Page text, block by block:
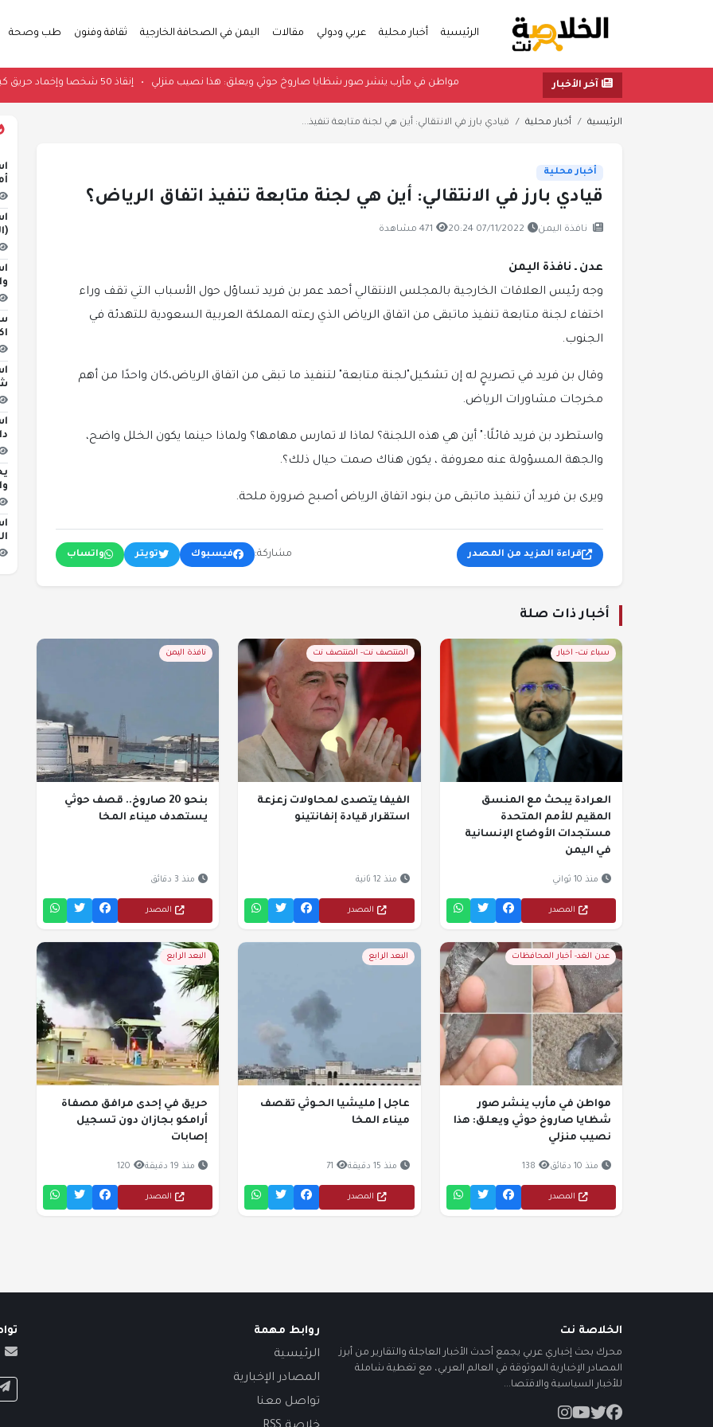
الرئيسية أخبار محلية عربي ودولي مقالات اليمن في الصحافة الخارجية ثقافة وفنون طب وصحة
آخر الأخبار مواطن في مأرب ينشر صور شظايا صاروخ حوثي ويعلق: هذا نصيب منزلي•إنقاذ 50 شخصا وإخماد حريق كبير داخل مجمع تجاري في بغداد
الرئيسية أخبار محلية قيادي بارز في الانتقالي: أين هي لجنة متابعة تنفيذ...
أخبار محلية
قيادي بارز في الانتقالي: أين هي لجنة متابعة تنفيذ اتفاق الرياض؟
نافذة اليمن 07/11/2022 20:24 471 مشاهدة
عدن ـ نافذة اليمن
وجه رئيس العلاقات الخارجية بالمجلس الانتقالي أحمد عمر بن فريد تساؤل حول الأسباب التي تقف وراء
اختفاء لجنة متابعة تنفيذ ماتبقى من اتفاق الرياض الذي رعته المملكة العربية السعودية للتهدئة في
الجنوب.
وقال بن فريد في تصريحٍ له إن تشكيل"لجنة متابعة" لتنفيذ ما تبقى من اتفاق الرياض،كان واحدًا من أهم
مخرجات مشاورات الرياض.
واستطرد بن فريد قائلًا:" أين هي هذه اللجنة؟ لماذا لا تمارس مهامها؟ ولماذا حينما يكون الخلل واضح،
والجهة المسؤولة عنه معروفة ، يكون هناك صمت حيال ذلك؟.
ويرى بن فريد أن تنفيذ ماتبقى من بنود اتفاق الرياض أصبح ضرورة ملحة.
قراءة المزيد من المصدر مشاركة: فيسبوك تويتر واتساب
أخبار ذات صلة
سباء نت- اخبار
العرادة يبحث مع المنسق
المقيم للأمم المتحدة
مستجدات الأوضاع الإنسانية
في اليمن
منذ 10 ثواني
المصدر
المنتصف نت- المنتصف نت
الفيفا يتصدى لمحاولات زعزعة
استقرار قيادة إنفانتينو
منذ 12 ثانية
المصدر
نافذة اليمن
بنحو 20 صاروخ.. قصف حوثي
يستهدف ميناء المخا
منذ 3 دقائق
المصدر
عدن الغد- أخبار المحافظات
مواطن في مأرب ينشر صور
شظايا صاروخ حوثي ويعلق: هذا
نصيب منزلي
منذ 10 دقائق 138
المصدر
البعد الرابع
عاجل | مليشيا الحـوثي تقصف
ميناء المخا
منذ 15 دقيقة 71
المصدر
البعد الرابع
حريق في إحدى مرافق مصفاة
أرامكو بجازان دون تسجيل
إصابات
منذ 19 دقيقة 120
المصدر
الخلاصة نت
محرك بحث إخباري عربي يجمع أحدث الأخبار العاجلة والتقارير من أبرز
المصادر الإخبارية الموثوقة في العالم العربي، مع تغطية شاملة
للأخبار السياسية والاقتصا...
روابط مهمة
الرئيسية
المصادر الإخبارية
تواصل معنا